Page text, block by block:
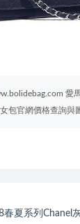
愛
包官網價格查詢與
春夏系列Chanel